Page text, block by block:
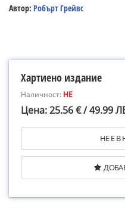
Автор: Робърт Грейвс
Хартиено издание
Наличност: НЕ
Цена: 25.56 € / 49.99
НЕ Е